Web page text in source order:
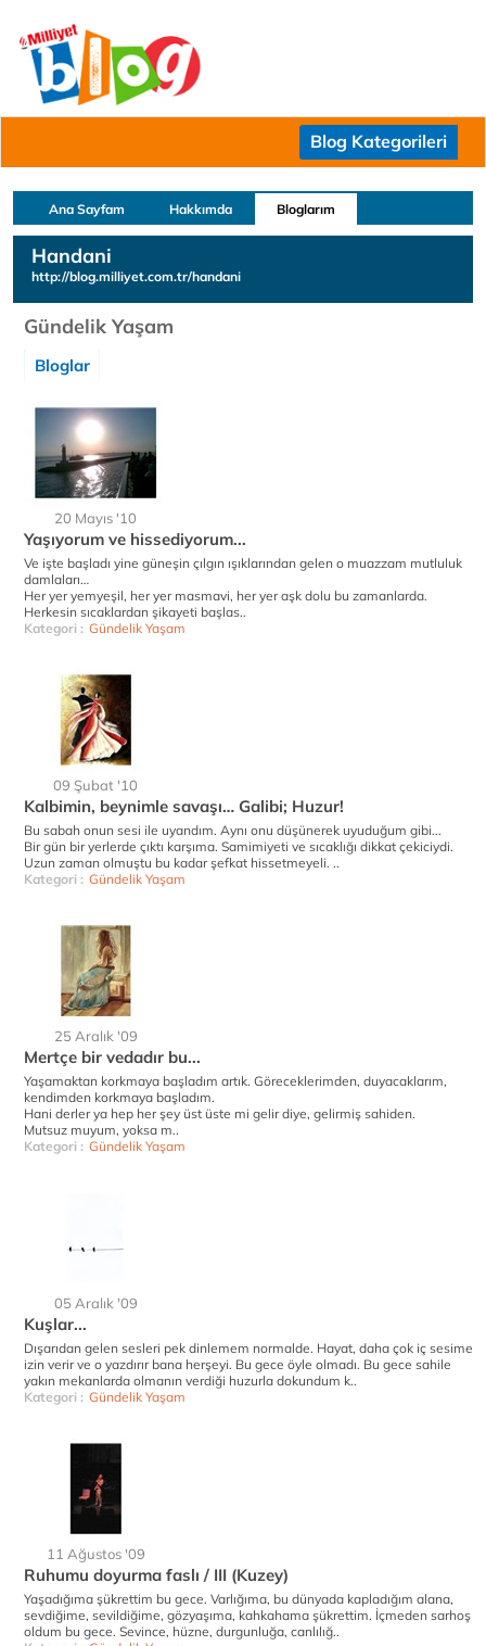
Blog Kategorileri
Ana Sayfam Hakkımda Bloglarım
Handani
http://blog.milliyet.com.tr/handani
Gündelik Yaşam
Bloglar
20 Mayıs '10
Yaşıyorum ve hissediyorum...
Ve işte başladı yine güneşin çılgın ışıklarından gelen o muazzam mutluluk
damlaları…
Her yer yemyeşil, her yer masmavi, her yer aşk dolu bu zamanlarda.
Herkesin sıcaklardan şikayeti başlas..
Kategori : Gündelik Yaşam
09 Şubat '10
Kalbimin, beynimle savaşı… Galibi; Huzur!
Bu sabah onun sesi ile uyandım. Aynı onu düşünerek uyuduğum gibi...
Bir gün bir yerlerde çıktı karşıma. Samimiyeti ve sıcaklığı dikkat çekiciydi.
Uzun zaman olmuştu bu kadar şefkat hissetmeyeli. ..
Kategori : Gündelik Yaşam
25 Aralık '09
Mertçe bir vedadır bu...
Yaşamaktan korkmaya başladım artık. Göreceklerimden, duyacaklarım,
kendimden korkmaya başladım.
Hani derler ya hep her şey üst üste mi gelir diye, gelirmiş sahiden.
Mutsuz muyum, yoksa m..
Kategori : Gündelik Yaşam
05 Aralık '09
Kuşlar...
Dışarıdan gelen sesleri pek dinlemem normalde. Hayat, daha çok iç sesime
izin verir ve o yazdırır bana herşeyi. Bu gece öyle olmadı. Bu gece sahile
yakın mekanlarda olmanın verdiği huzurla dokundum k..
Kategori : Gündelik Yaşam
11 Ağustos '09
Ruhumu doyurma faslı / III (Kuzey)
Yaşadığıma şükrettim bu gece. Varlığıma, bu dünyada kapladığım alana,
sevdiğime, sevildiğime, gözyaşıma, kahkahama şükrettim. İçmeden sarhoş
oldum bu gece. Sevince, hüzne, durgunluğa, canlılığ..